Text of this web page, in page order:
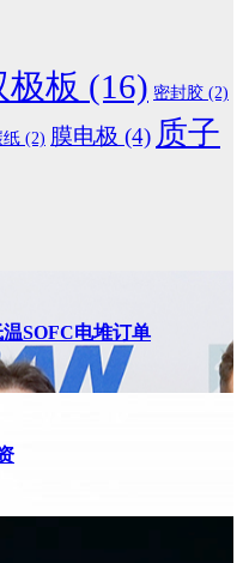
极板 (16) 密封胶 (2)
纸 (2) 膜电极 (4) 质子
SOFC电堆订单